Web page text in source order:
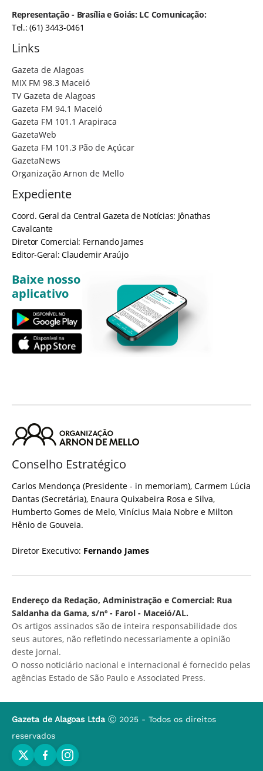
Representação - Brasília e Goiás: LC Comunicação:
Tel.: (61) 3443-0461
Links
Gazeta de Alagoas
MIX FM 98.3 Maceió
TV Gazeta de Alagoas
Gazeta FM 94.1 Maceió
Gazeta FM 101.1 Arapiraca
GazetaWeb
Gazeta FM 101.3 Pão de Açúcar
GazetaNews
Organização Arnon de Mello
Expediente
Coord. Geral da Central Gazeta de Notícias: Jônathas
Cavalcante
Diretor Comercial: Fernando James
Editor-Geral: Claudemir Araújo
Baixe nosso
aplicativo
Conselho Estratégico
Carlos Mendonça (Presidente - in memoriam), Carmem Lúcia
Dantas (Secretária), Enaura Quixabeira Rosa e Silva,
Humberto Gomes de Melo, Vinícius Maia Nobre e Milton
Hênio de Gouveia.
Diretor Executivo: Fernando James
Endereço da Redação, Administração e Comercial: Rua
Saldanha da Gama, s/nº - Farol - Maceió/AL.
Os artigos assinados são de inteira responsabilidade dos
seus autores, não refletindo necessariamente a opinião
deste jornal.
O nosso noticiário nacional e internacional é fornecido pelas
agências Estado de São Paulo e Associated Press.
Gazeta de Alagoas Ltda Ⓒ 2025 - Todos os direitos
reservados